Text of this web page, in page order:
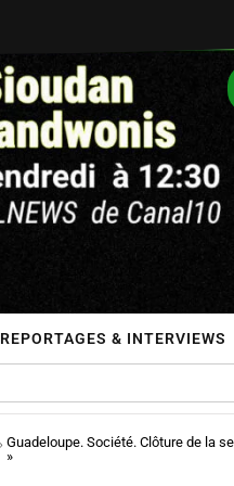
REPORTAGES & INTERVIEWS
Guadeloupe. Société. Clôture de la
»